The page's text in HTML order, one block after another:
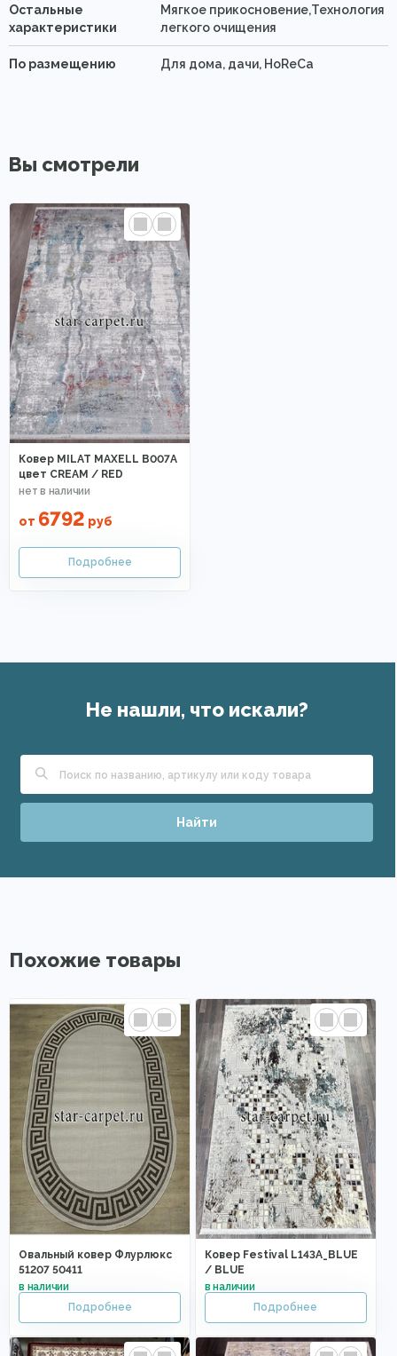
Остальные
характеристики
Мягкое прикосновение,Технология
легкого очищения
По размещению Для дома, дачи, HoReCa
Вы смотрели
Ковер MILAT MAXELL B007A
цвет CREAM / RED
от 6792 руб
Не нашли, что искали?
Найти
Похожие товары
Овальный ковер Флурлюкс
51207 50411
Ковер Festival L143A_BLUE
/ BLUE